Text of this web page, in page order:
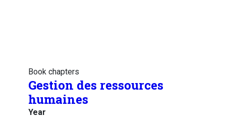
Book chapters
Gestion des ressources
humaines
Year